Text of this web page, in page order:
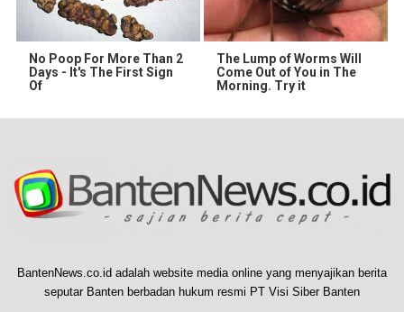
No Poop For More Than 2
Days - It's The First Sign
Of
The Lump of Worms Will
Come Out of You in The
Morning. Try it
BantenNews.co.id adalah website media online yang menyajikan berita
seputar Banten berbadan hukum resmi PT Visi Siber Banten